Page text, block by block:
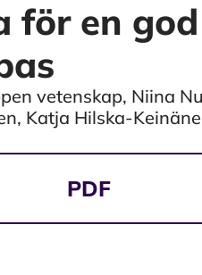
för en god
vetenskap, Niina
Katja Hilska-
PDF